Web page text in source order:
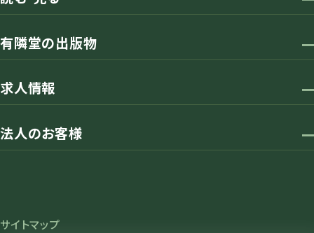
有隣堂の出版物
求人情報
法人のお客様
サイトマップ